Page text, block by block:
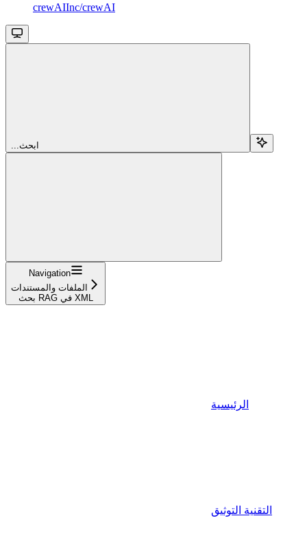
crewAIInc/crewAI
...ابحث
Navigation
الملفات والمستندات
بحث RAG في XML
الرئيسية
التقنية التوثيق